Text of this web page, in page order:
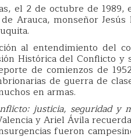
el 2 de octubre de 1989,
Arauca, monseñor
al entendimiento del
Histórica del Conflicto
de comienzos de
de guerra de
en armas.
justicia, seguridad y
y Ariel Ávila
fueron